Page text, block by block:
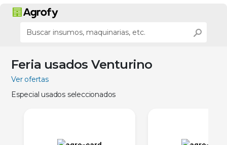
Feria usados Venturino
Ver ofertas
Especial usados seleccionados